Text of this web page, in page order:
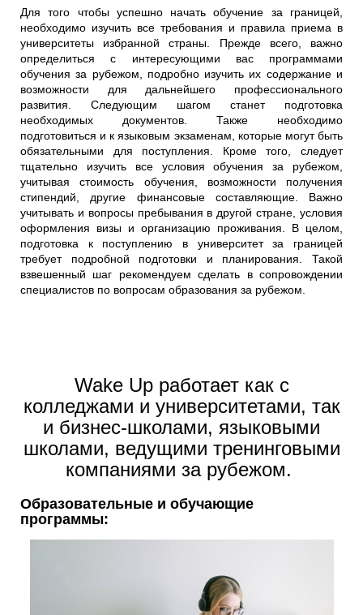
Для того чтобы успешно начать обучение за границей,
необходимо изучить все требования и правила приема в
университеты избранной страны. Прежде всего, важно
определиться с интересующими вас программами
обучения за рубежом, подробно изучить их содержание и
возможности для дальнейшего профессионального
развития. Следующим шагом станет подготовка
необходимых документов. Также необходимо
подготовиться и к языковым экзаменам, которые могут быть
обязательными для поступления. Кроме того, следует
тщательно изучить все условия обучения за рубежом,
учитывая стоимость обучения, возможности получения
стипендий, другие финансовые составляющие. Важно
учитывать и вопросы пребывания в другой стране, условия
оформления визы и организацию проживания. В целом,
подготовка к поступлению в университет за границей
требует подробной подготовки и планирования. Такой
взвешенный шаг рекомендуем сделать в сопровождении
специалистов по вопросам образования за рубежом.
Wake Up работает как с
колледжами и университетами, так
и бизнес-школами, языковыми
школами, ведущими тренинговыми
компаниями за рубежом.
Образовательные и обучающие
программы: